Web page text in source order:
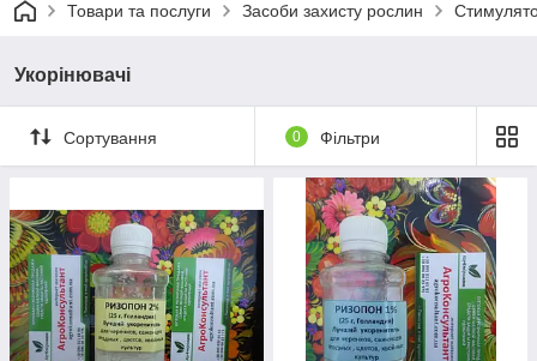
Товари та послуги Засоби захисту рослин
Укорінювачі
Сортування 0 Фільтри